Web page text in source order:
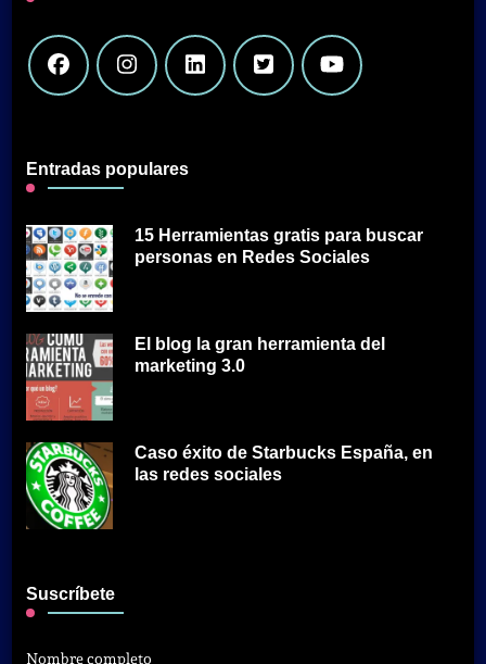
Entradas populares
15 Herramientas gratis para buscar
personas en Redes Sociales
El blog la gran herramienta del
marketing 3.0
Caso éxito de Starbucks España, en
las redes sociales
Suscríbete
Nombre completo